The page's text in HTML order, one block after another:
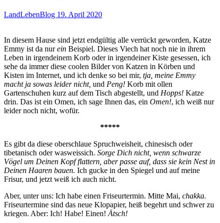
LandLebenBlog 19. April 2020
In diesem Hause sind jetzt endgültig alle verrückt geworden, Katze
Emmy ist da nurein Beispiel. Dieses Viech hat noch nie in ihrem
Leben in irgendeinem Korb oder in irgendeiner Kiste gesessen, ich
sehe da immer diese coolen Bilder von Katzen in Körben und
Kisten im Internet, und ich denke so bei mir, tja, meine Emmy
macht ja sowas leider nicht, und Peng! Korb mit ollen
Gartenschuhen kurz auf dem Tisch abgestellt, und Hopps! Katze
drin. Das ist ein Omen, ich sage Ihnen das, ein Omen!, ich weiß nur
leider noch nicht, wofür.
*****
Es gibt da diese oberschlaue Spruchweisheit, chinesisch oder
tibetanisch oder wasweissich. Sorge Dich nicht, wenn schwarze
Vögel um Deinen Kopf flattern, aber passe auf, dass sie kein Nest in
Deinen Haaren bauen. Ich gucke in den Spiegel und auf meine
Frisur, und jetzt weiß ich auch nicht.
Aber, unter uns: Ich habe einen Friseurtermin. Mitte Mai, chakka.
Friseurtermine sind das neue Klopapier, heiß begehrt und schwer zu
kriegen. Aber: Ich! Habe! Einen! Ätsch!